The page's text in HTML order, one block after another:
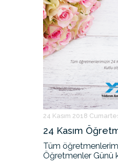
24 Kasım 2018
24 Kasım
Tüm
Öğretmenler Günü